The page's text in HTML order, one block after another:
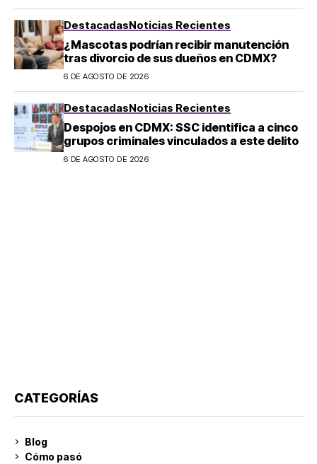
DestacadasNoticias Recientes
¿Mascotas podrían recibir manutención
tras divorcio de sus dueños en CDMX?
6 DE AGOSTO DE 2026
DestacadasNoticias Recientes
Despojos en CDMX: SSC identifica a cinco
grupos criminales vinculados a este delito
6 DE AGOSTO DE 2026
CATEGORÍAS
Blog
Cómo pasó